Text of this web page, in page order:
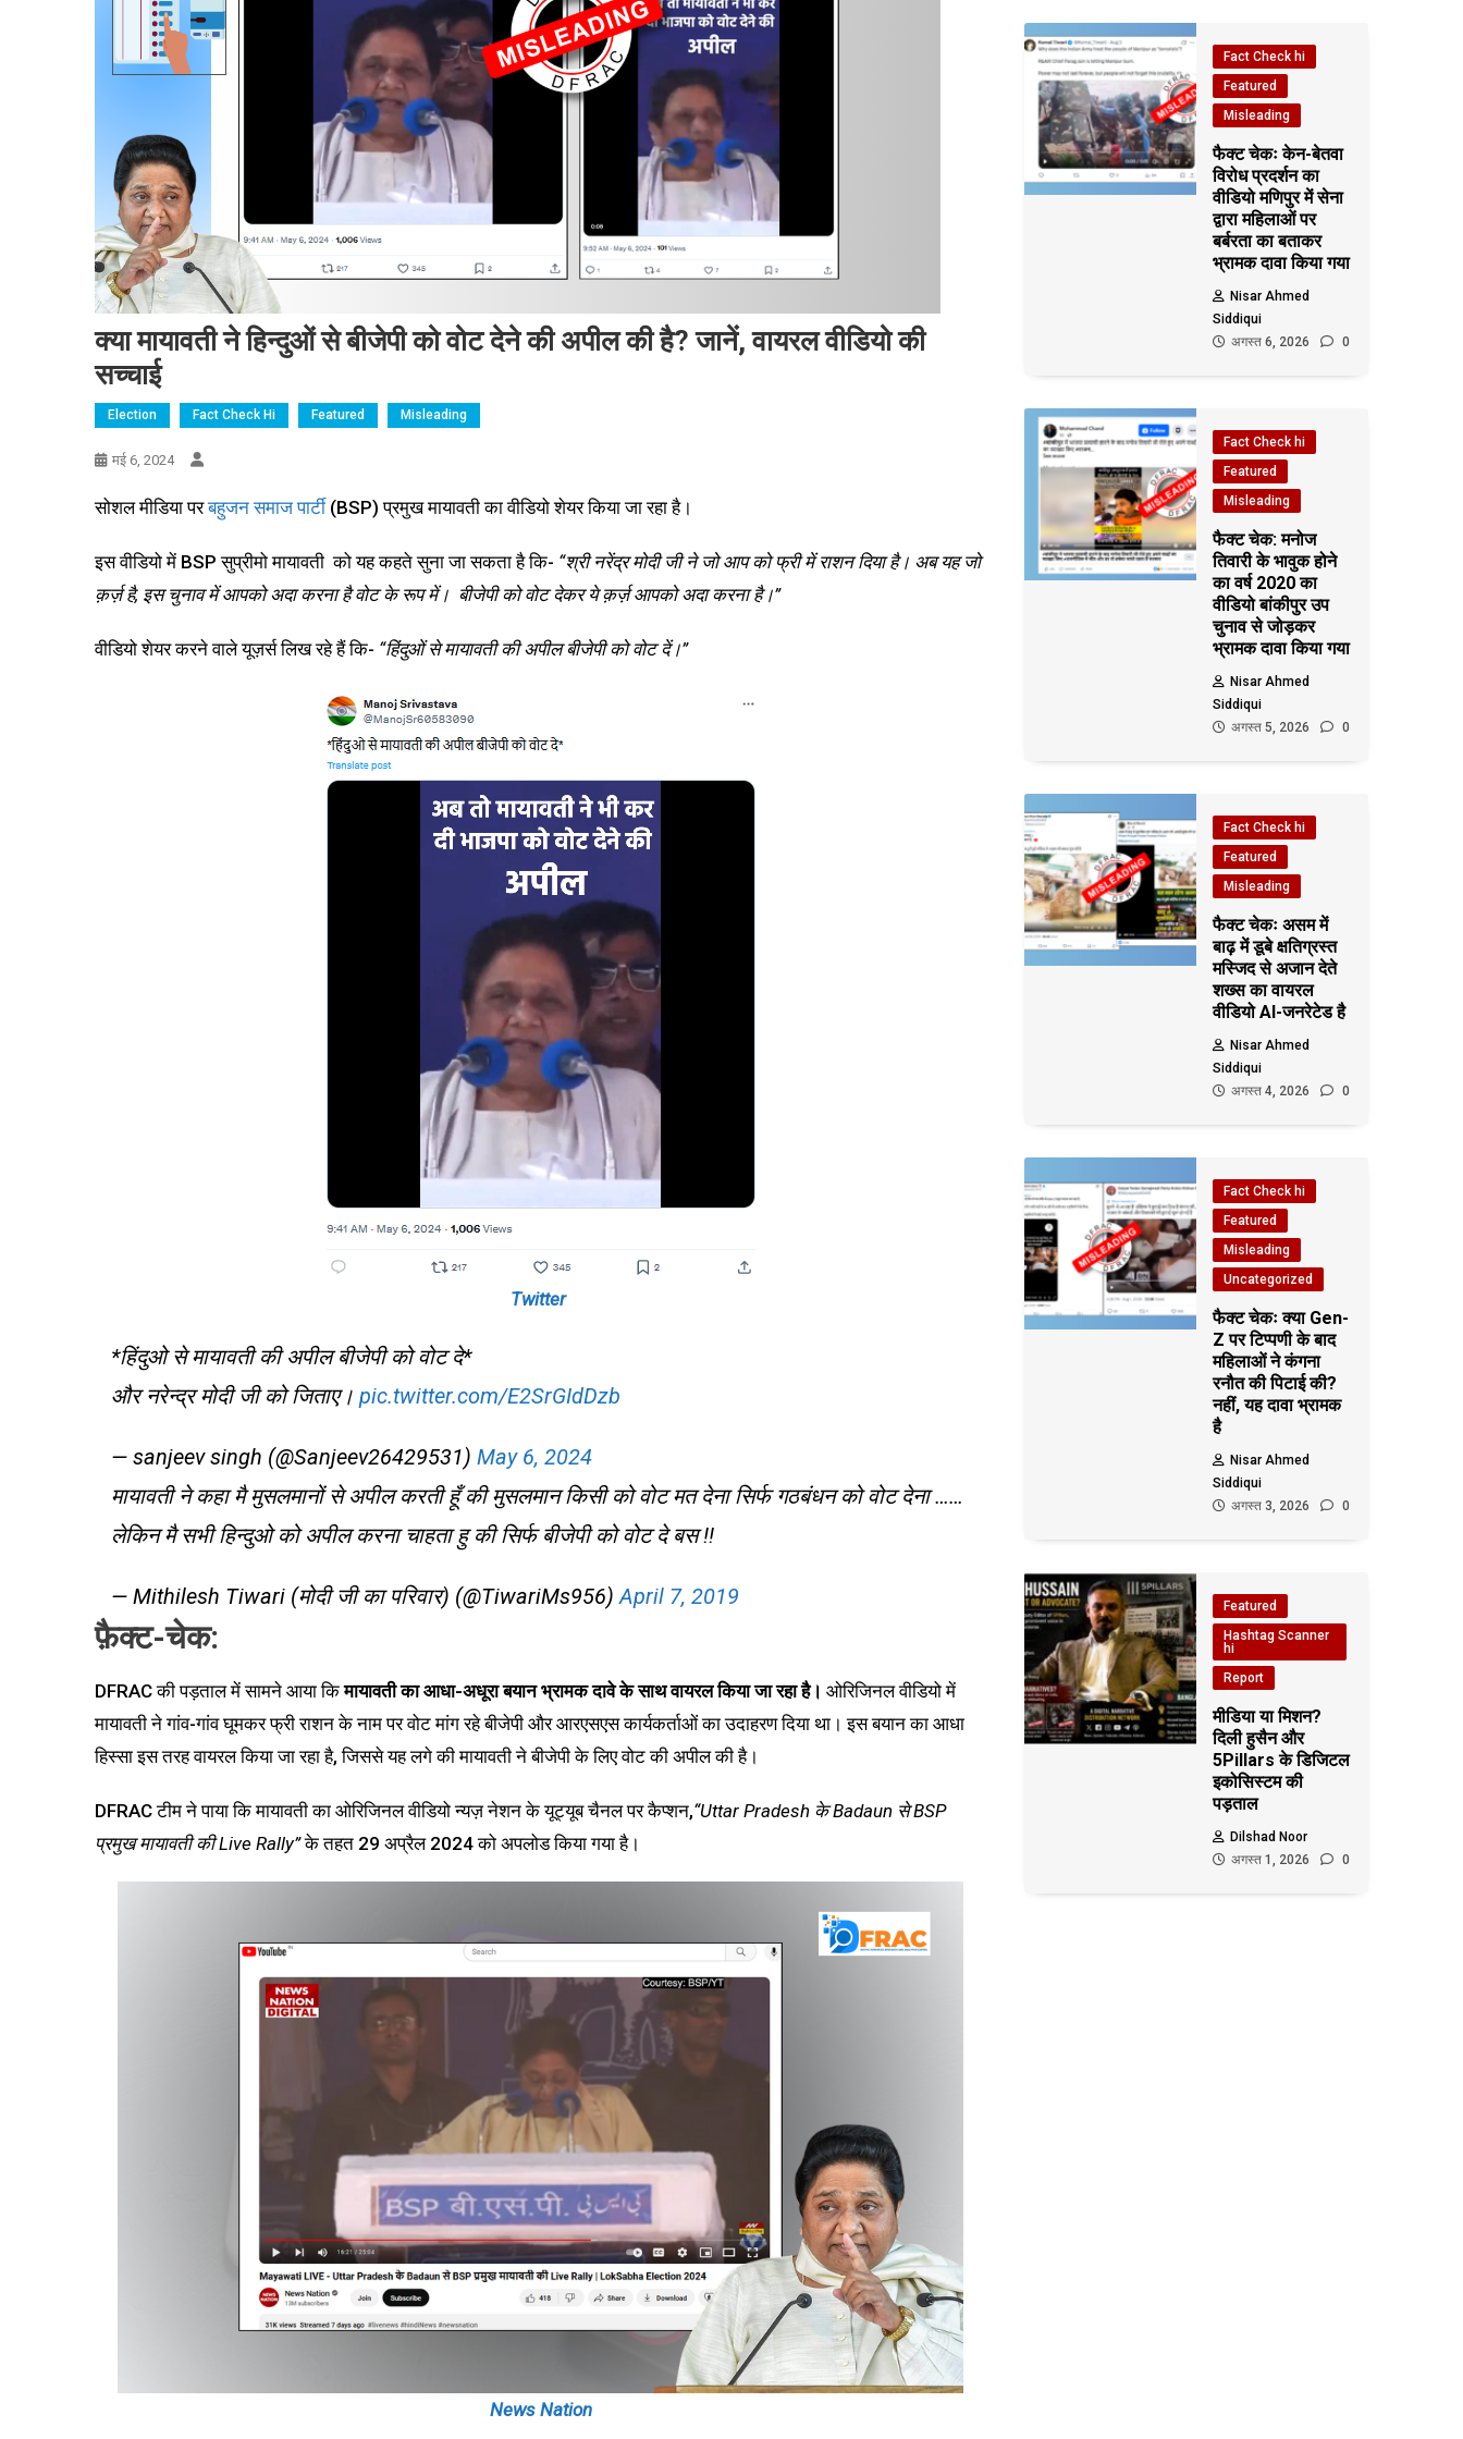
क्या मायावती ने हिन्दुओं से बीजेपी को वोट देने की अपील की है? जानें, वायरल वीडियो की
सच्चाई
Election Fact Check Hi Featured Misleading
मई 6, 2024
सोशल मीडिया परबहुजन समाज पार्टी (BSP) प्रमुख मायावती का वीडियो शेयर किया जा रहा है।
इस वीडियो में BSP सुप्रीमो मायावती को यह कहते सुना जा सकता है कि- “श्री नरेंद्र मोदी जी ने जो आप को फ्री में राशन दिया है। अब यह जो
क़र्ज़ है, इस चुनाव में आपको अदा करना है वोट के रूप में। बीजेपी को वोट देकर ये क़र्ज़ आपको अदा करना है।”
वीडियो शेयर करने वाले यूज़र्स लिख रहे हैं कि- “हिंदुओं से मायावती की अपील बीजेपी को वोट दें।”
Twitter
*हिंदुओ से मायावती की अपील बीजेपी को वोट दे*
और नरेन्द्र मोदी जी को जिताए। pic.twitter.com/E2SrGIdDzb
— sanjeev singh (@Sanjeev26429531) May 6, 2024
मायावती ने कहा मै मुसलमानों से अपील करती हूँ की मुसलमान किसी को वोट मत देना सिर्फ गठबंधन को वोट देना ……
लेकिन मै सभी हिन्दुओ को अपील करना चाहता हु की सिर्फ बीजेपी को वोट दे बस !!
— Mithilesh Tiwari (मोदी जी का परिवार) (@TiwariMs956)April 7, 2019
फ़ैक्ट-चेक:
DFRAC की पड़ताल में सामने आया किमायावती का आधा-अधूरा बयान भ्रामक दावे के साथ वायरल किया जा रहा है। ओरिजिनल वीडियो में
मायावती ने गांव-गांव घूमकर फ्री राशन के नाम पर वोट मांग रहे बीजेपी और आरएसएस कार्यकर्ताओं का उदाहरण दिया था। इस बयान का आधा
हिस्सा इस तरह वायरल किया जा रहा है, जिससे यह लगे की मायावती ने बीजेपी के लिए वोट की अपील की है।
DFRAC टीम ने पाया कि मायावती का ओरिजिनल वीडियो न्यज़ नेशन के यूट्यूब चैनल पर कैप्शन,“Uttar Pradesh के Badaun से BSP
प्रमुख मायावती की Live Rally”के तहत 29 अप्रैल 2024 को अपलोड किया गया है।
News Nation
Fact Check hi
Featured
Misleading
फैक्ट चेकः केन-बेतवा
विरोध प्रदर्शन का
वीडियो मणिपुर में सेना
द्वारा महिलाओं पर
बर्बरता का बताकर
भ्रामक दावा किया गया
Nisar Ahmed
Siddiqui
अगस्त 6, 2026
0
Fact Check hi
Featured
Misleading
फैक्ट चेक: मनोज
तिवारी के भावुक होने
का वर्ष 2020 का
वीडियो बांकीपुर उप
चुनाव से जोड़कर
भ्रामक दावा किया गया
Nisar Ahmed
Siddiqui
अगस्त 5, 2026
0
Fact Check hi
Featured
Misleading
फैक्ट चेकः असम में
बाढ़ में डूबे क्षतिग्रस्त
मस्जिद से अजान देते
शख्स का वायरल
वीडियो AI-जनरेटेड है
Nisar Ahmed
Siddiqui
अगस्त 4, 2026
0
Fact Check hi
Featured
Misleading
Uncategorized
फैक्ट चेकः क्या Gen-
Z पर टिप्पणी के बाद
महिलाओं ने कंगना
रनौत की पिटाई की?
नहीं, यह दावा भ्रामक
है
Nisar Ahmed
Siddiqui
अगस्त 3, 2026
0
Featured
Hashtag Scanner
hi
Report
मीडिया या मिशन?
दिली हुसैन और
5Pillars के डिजिटल
इकोसिस्टम की
पड़ताल
Dilshad Noor
अगस्त 1, 2026
0